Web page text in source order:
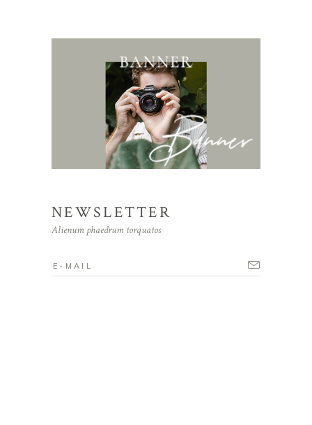
NEWSLETTER
Alienum phaedrum torquatos